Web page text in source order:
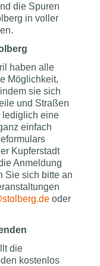
die Spuren
in voller
haben alle
Möglichkeit,
sie sich
und Straßen
lediglich eine
einfach
Kupferstadt
Anmeldung
Sie sich bitte an
oder
die
kostenlos